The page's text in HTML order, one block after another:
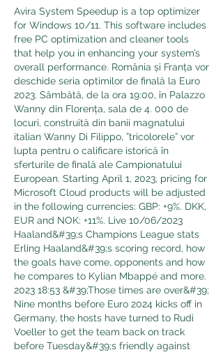
Avira System Speedup is a top optimizer
for Windows 10/11. This software includes
free PC optimization and cleaner tools
that help you in enhancing your system’s
overall performance. România și Franța vor
deschide seria optimilor de finală la Euro
2023. Sâmbătă, de la ora 19:00, în Palazzo
Wanny din Florența, sala de 4. 000 de
locuri, construită din banii magnatului
italian Wanny Di Filippo, ”tricolorele” vor
lupta pentru o calificare istorică în
sferturile de finală ale Campionatului
European. Starting April 1, 2023, pricing for
Microsoft Cloud products will be adjusted
in the following currencies: GBP: +9%. DKK,
EUR and NOK: +11%. Live 10/06/2023
Haaland&#39;s Champions League stats
Erling Haaland&#39;s scoring record, how
the goals have come, opponents and how
he compares to Kylian Mbappé and more.
2023 18:53 &#39;Those times are over&#39;
Nine months before Euro 2024 kicks off in
Germany, the hosts have turned to Rudi
Voeller to get the team back on track
before Tuesday&#39;s friendly against